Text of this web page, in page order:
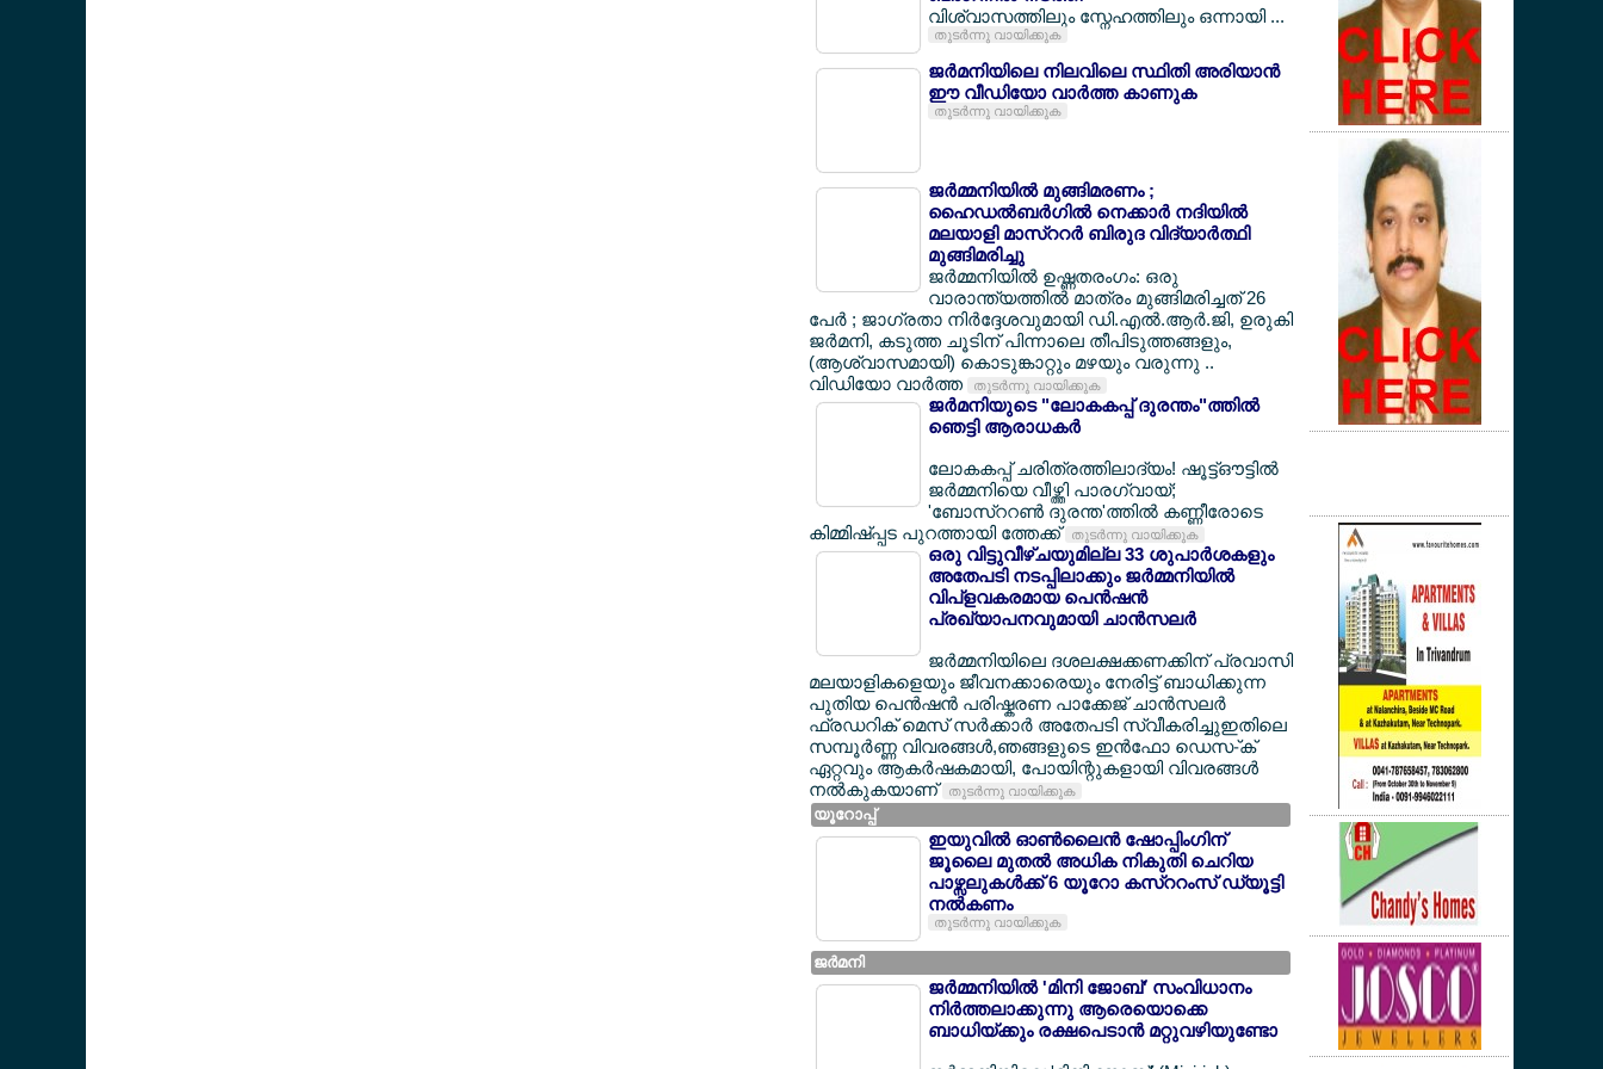
വിശ്വാസത്തിലും സ്നേഹത്തിലും ഒന്നായി ...
തുടര്‍ന്നു വായിക്കുക
ജര്‍മനിയിലെ നിലവിലെ സ്ഥിതി അരിയാന്‍
ഈ വീഡിയോ വാര്‍ത്ത കാണുക
തുടര്‍ന്നു വായിക്കുക
ജര്‍മ്മനിയില്‍ മുങ്ങിമരണം ;
ഹൈഡല്‍ബര്‍ഗില്‍ നെക്കാര്‍ നദിയില്‍
മലയാളി മാസ്ററര്‍ ബിരുദ വിദ്യാര്‍ത്ഥി
മുങ്ങിമരിച്ചു
ജര്‍മ്മനിയില്‍ ഉഷ്ണതരംഗം: ഒരു
വാരാന്ത്യത്തില്‍ മാത്രം മുങ്ങിമരിച്ചത് 26
പേര്‍ ; ജാഗ്രതാ നിര്‍ദ്ദേശവുമായി ഡി.എല്‍.ആര്‍.ജി, ഉരുകി
ജര്‍മനി, കടുത്ത ചൂടിന് പിന്നാലെ തീപിടുത്തങ്ങളും,
(ആശ്വാസമായി) കൊടുങ്കാറ്റും മഴയും വരുന്നു ..
വിഡിയോ വാര്‍ത്ത
തുടര്‍ന്നു വായിക്കുക
ജര്‍മനിയുടെ "ലോകകപ്പ് ദുരന്തം"ത്തില്‍
ഞെട്ടി ആരാധകര്‍
ലോകകപ്പ് ചരിത്രത്തിലാദ്യം! ഷൂട്ട്ഔട്ടില്‍
ജര്‍മ്മനിയെ വീഴ്ത്തി പാരഗ്വായ്;
'ബോസ്ററണ്‍ ദുരന്ത'ത്തില്‍ കണ്ണീരോടെ
കിമ്മിഷ്പ്പട പുറത്തായി ത്തേക്ക് തുടര്‍ന്നു വായിക്കുക
ഒരു വിട്ടുവീഴ്ചയുമില്ല 33 ശുപാര്‍ശകളും
അതേപടി നടപ്പിലാക്കും ജര്‍മ്മനിയില്‍
വിപ്ളവകരമായ പെന്‍ഷന്‍
പ്രഖ്യാപനവുമായി ചാന്‍സലര്‍
ജര്‍മ്മനിയിലെ ദശലക്ഷക്കണക്കിന് പ്രവാസി
മലയാളികളെയും ജീവനക്കാരെയും നേരിട്ട് ബാധിക്കുന്ന
പുതിയ പെന്‍ഷന്‍ പരിഷ്കരണ പാക്കേജ് ചാന്‍സലര്‍
ഫ്രഡറിക് മെസ് സര്‍ക്കാര്‍ അതേപടി സ്വീകരിച്ചുഇതിലെ
സമ്പൂര്‍ണ്ണ വിവരങ്ങള്‍,ഞങ്ങളുടെ ഇന്‍ഫോ ഡെസ-്ക്
ഏറ്റവും ആകര്‍ഷകമായി, പോയിന്റുകളായി വിവരങ്ങള്‍
നല്‍കുകയാണ് തുടര്‍ന്നു വായിക്കുക
യൂറോപ്പ്
ഇയുവില്‍ ഓണ്‍ലൈന്‍ ഷോപ്പിംഗിന്
ജൂലൈ മുതല്‍ അധിക നികുതി ചെറിയ
പാഴ്സലുകള്‍ക്ക് 6 യൂറോ കസ്ററംസ് ഡ്യൂട്ടി
നല്‍കണം
തുടര്‍ന്നു വായിക്കുക
ജര്‍മനി
ജര്‍മ്മനിയില്‍ 'മിനി ജോബ്' സംവിധാനം
നിര്‍ത്തലാക്കുന്നു ആരെയൊക്കെ
ബാധിയ്ക്കും രക്ഷപെടാന്‍ മറ്റുവഴിയുണ്ടോ